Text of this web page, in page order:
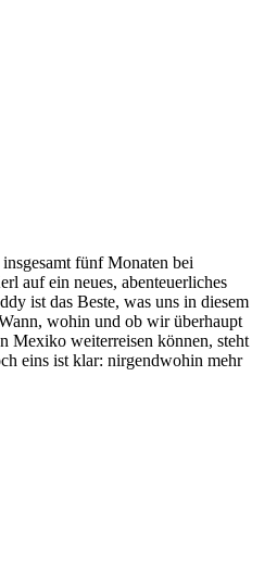
fünf Monaten bei
auf ein neues, abenteuerliches
ist das Beste, was uns in diesem
wohin und ob wir überhaupt
Mexiko weiterreisen können, steht
eins ist klar: nirgendwohin mehr